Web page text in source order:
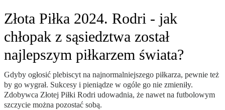
Złota Piłka 2024. Rodri - jak
chłopak z sąsiedztwa został
najlepszym piłkarzem świata?
Gdyby ogłosić plebiscyt na najnormalniejszego piłkarza, pewnie też
by go wygrał. Sukcesy i pieniądze w ogóle go nie zmieniły.
Zdobywca Złotej Piłki Rodri udowadnia, że nawet na futbolowym
szczycie można pozostać sobą.